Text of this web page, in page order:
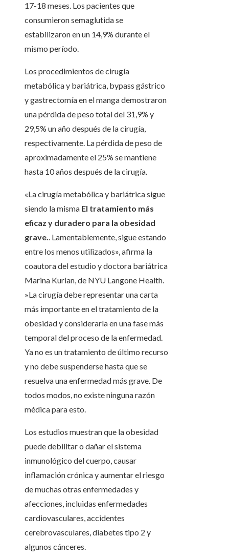
17-18 meses. Los pacientes que
consumieron semaglutida se
estabilizaron en un 14,9% durante el
mismo período.
Los procedimientos de cirugía
metabólica y bariátrica, bypass gástrico
y gastrectomía en el manga demostraron
una pérdida de peso total del 31,9% y
29,5% un año después de la cirugía,
respectivamente. La pérdida de peso de
aproximadamente el 25% se mantiene
hasta 10 años después de la cirugía.
«La cirugía metabólica y bariátrica sigue
siendo la misma El tratamiento más
eficaz y duradero para la obesidad
grave.. Lamentablemente, sigue estando
entre los menos utilizados», afirma la
coautora del estudio y doctora bariátrica
Marina Kurian, de NYU Langone Health.
»La cirugía debe representar una carta
más importante en el tratamiento de la
obesidad y considerarla en una fase más
temporal del proceso de la enfermedad.
Ya no es un tratamiento de último recurso
y no debe suspenderse hasta que se
resuelva una enfermedad más grave. De
todos modos, no existe ninguna razón
médica para esto.
Los estudios muestran que la obesidad
puede debilitar o dañar el sistema
inmunológico del cuerpo, causar
inflamación crónica y aumentar el riesgo
de muchas otras enfermedades y
afecciones, incluidas enfermedades
cardiovasculares, accidentes
cerebrovasculares, diabetes tipo 2 y
algunos cánceres.